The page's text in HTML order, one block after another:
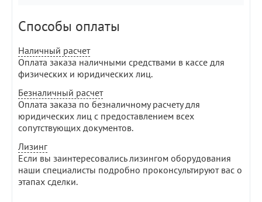
Способы оплаты
Наличный расчет
Оплата заказа наличными средствами в кассе для
физических и юридических лиц.
Безналичный расчет
Оплата заказа по безналичному расчету для
юридических лиц с предоставлением всех
сопутствующих документов.
Лизинг
Если вы заинтересовались лизингом оборудования
наши специалисты подробно проконсультируют вас о
этапах сделки.